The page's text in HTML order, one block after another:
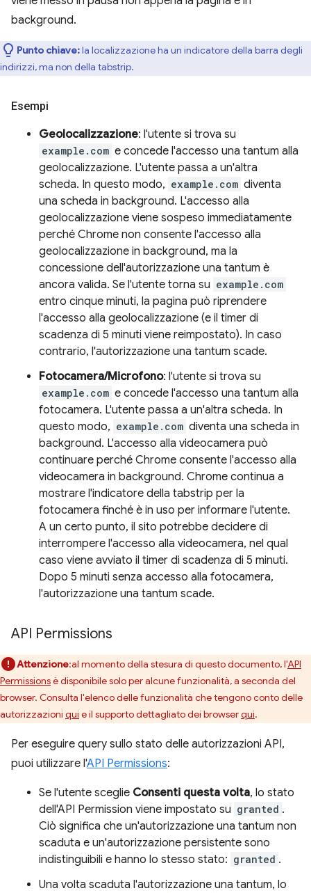
background.
Punto chiave:la localizzazione ha un indicatore della barra degli
indirizzi, ma non della tabstrip.
Esempi
Geolocalizzazione: l'utente si trova su
example.com e concede l'accesso una tantum alla
geolocalizzazione. L'utente passa a un'altra
scheda. In questo modo, example.com diventa
una scheda in background. L'accesso alla
geolocalizzazione viene sospeso immediatamente
perché Chrome non consente l'accesso alla
geolocalizzazione in background, ma la
concessione dell'autorizzazione una tantum è
ancora valida. Se l'utente torna su example.com
entro cinque minuti, la pagina può riprendere
l'accesso alla geolocalizzazione (e il timer di
scadenza di 5 minuti viene reimpostato). In caso
contrario, l'autorizzazione una tantum scade.
Fotocamera/Microfono: l'utente si trova su
example.com e concede l'accesso una tantum alla
fotocamera. L'utente passa a un'altra scheda. In
questo modo, example.com diventa una scheda in
background. L'accesso alla videocamera può
continuare perché Chrome consente l'accesso alla
videocamera in background. Chrome continua a
mostrare l'indicatore della tabstrip per la
fotocamera finché è in uso per informare l'utente.
A un certo punto, il sito potrebbe decidere di
interrompere l'accesso alla videocamera, nel qual
caso viene avviato il timer di scadenza di 5 minuti.
Dopo 5 minuti senza accesso alla fotocamera,
l'autorizzazione una tantum scade.
API Permissions
Attenzione:al momento della stesura di questo documento, l'API
Permissionsè disponibile solo per alcune funzionalità, a seconda del
browser. Consulta l'elenco delle funzionalità che tengono conto delle
autorizzazioni qui e il supporto dettagliato dei browserqui.
Per eseguire query sullo stato delle autorizzazioni API,
puoi utilizzare l'API Permissions:
Se l'utente sceglie Consenti questa volta, lo stato
dell'API Permission viene impostato su granted .
Ciò significa che un'autorizzazione una tantum non
scaduta e un'autorizzazione persistente sono
indistinguibili e hanno lo stesso stato: granted .
Una volta scaduta l'autorizzazione una tantum, lo